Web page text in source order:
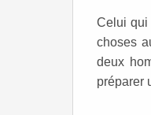
Celui
choses
deux
préparer